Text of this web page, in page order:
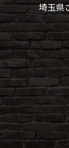
埼玉県